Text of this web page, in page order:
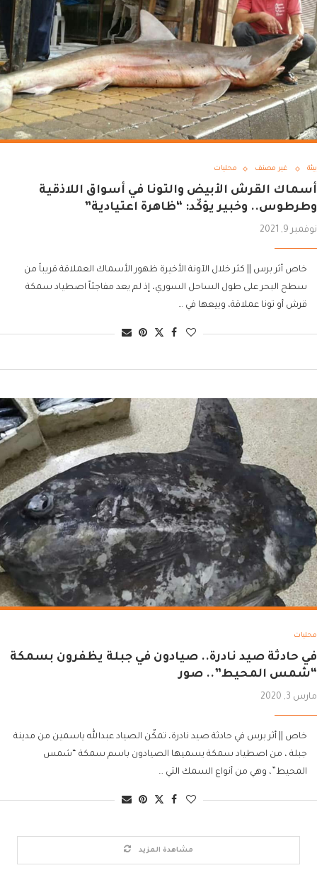
بيئة غير مصنف محليات
أسماك القرش الأبيض والتونا في أسواق اللاذقية
وطرطوس.. وخبير يؤكّد: “ظاهرة اعتيادية”
نوفمبر 9, 2021
خاص أثر برس || كثر خلال الآونة الأخيرة ظهور الأسماك العملاقة قريباً من
سطح البحر على طول الساحل السوري، إذ لم يعد مفاجئاً اصطياد سمكة
قرش أو تونا عملاقة، وبيعها في …
محليات
في حادثة صيد نادرة.. صيادون في جبلة يظفرون بسمكة
“شمس المحيط”.. صور
مارس 3, 2020
خاص || أثر برس في حادثة صيد نادرة، تمكّن الصياد عبدالله ياسمين من مدينة
جبلة ، من اصطياد سمكة يسميها الصيادون باسم سمكة “شمس
المحيط”، وهي من أنواع السمك التي …
مشاهدة المزيد